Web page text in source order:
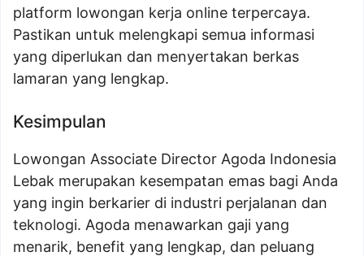
platform lowongan kerja online terpercaya.
Pastikan untuk melengkapi semua informasi
yang diperlukan dan menyertakan berkas
lamaran yang lengkap.
Kesimpulan
Lowongan Associate Director Agoda Indonesia
Lebak merupakan kesempatan emas bagi Anda
yang ingin berkarier di industri perjalanan dan
teknologi. Agoda menawarkan gaji yang
menarik, benefit yang lengkap, dan peluang